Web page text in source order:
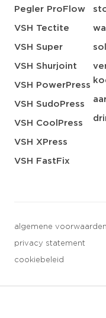
Pegler ProFlow
VSH Tectite
VSH Super
VSH Shurjoint
VSH PowerPress
VSH SudoPress
VSH CoolPress
VSH XPress
VSH FastFix
algemene voorwaarden
privacy statement
cookiebeleid